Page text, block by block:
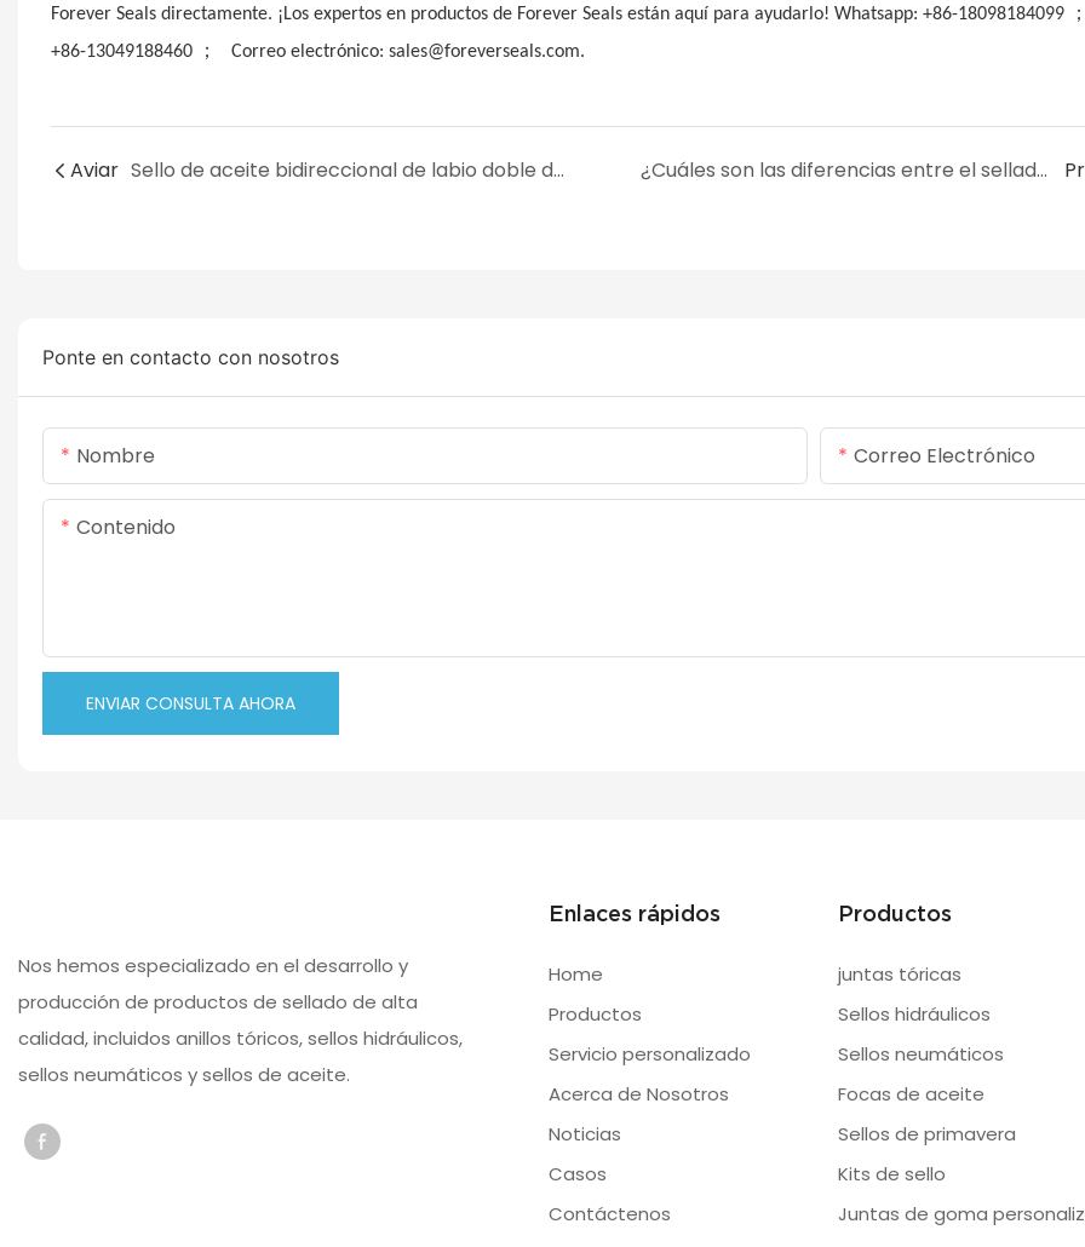
Forever Seals directamente. ¡Los expertos en productos de Forever Seals están aquí para ayudarlo! Whatsapp: +86-18098184099
；
+86-13049188460
； Correo electrónico: sales@foreverseals.com.
Aviar Sello de aceite bidireccional de labio doble de acero inoxidable: solución de sellado de alto rendimiento ¿Cuáles son las diferencias entre el sellado estático y el sellado dinámico de los anillos de sellado de goma fluorina?
Ponte en contacto con nosotros
Nombre Correo Electrónico
Contenido
ENVIAR CONSULTA AHORA
Nos hemos especializado en el desarrollo y
producción de productos de sellado de alta
calidad, incluidos anillos tóricos, sellos hidráulicos,
sellos neumáticos y sellos de aceite.
Enlaces rápidos
Home
Productos
Servicio personalizado
Acerca de Nosotros
Noticias
Casos
Contáctenos
Productos
juntas tóricas
Sellos hidráulicos
Sellos neumáticos
Focas de aceite
Sellos de primavera
Kits de sello
Juntas de goma